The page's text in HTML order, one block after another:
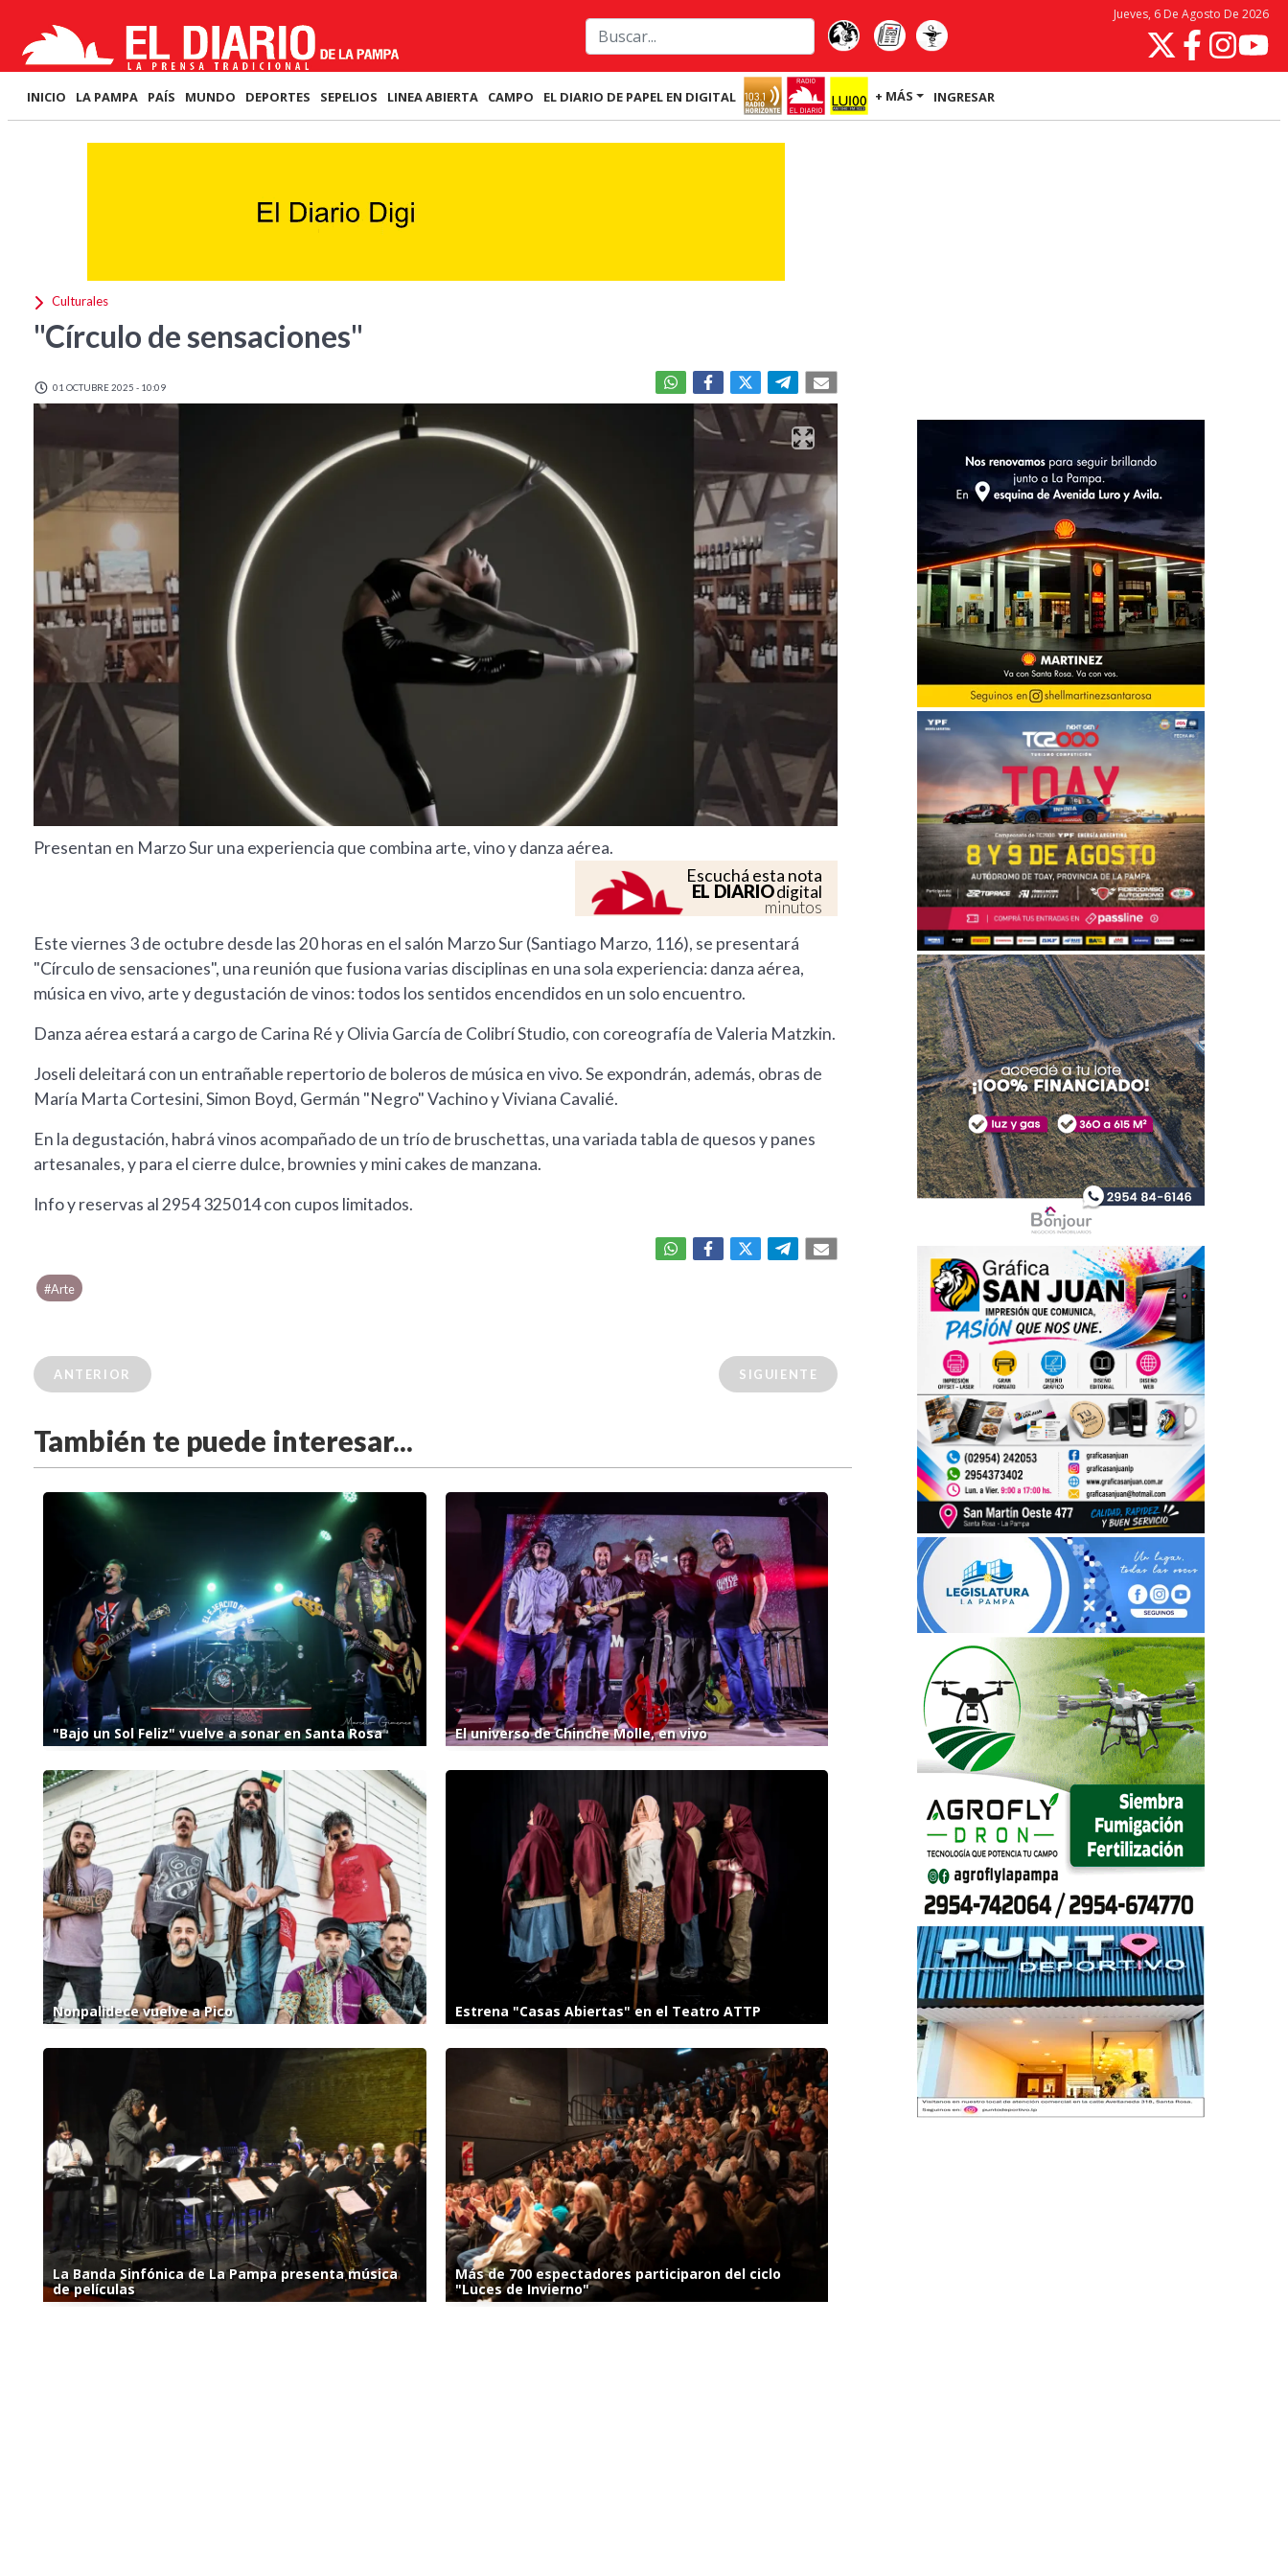
Jueves, 6 De Agosto De 2026
INICIO LA PAMPA PAÍS MUNDO DEPORTES SEPELIOS LINEA ABIERTA CAMPO EL DIARIO DE PAPEL EN DIGITAL + MÁS INGRESAR
Culturales
"Círculo de sensaciones"
01 OCTUBRE 2025 - 10:09
Presentan en Marzo Sur una experiencia que combina arte, vino y danza aérea.
Escuchá esta nota
EL DIARIOdigital
minutos
Este viernes 3 de octubre desde las 20 horas en el salón Marzo Sur (Santiago Marzo, 116), se presentará
"Círculo de sensaciones", una reunión que fusiona varias disciplinas en una sola experiencia: danza aérea,
música en vivo, arte y degustación de vinos: todos los sentidos encendidos en un solo encuentro.
Danza aérea estará a cargo de Carina Ré y Olivia García de Colibrí Studio, con coreografía de Valeria Matzkin.
Joseli deleitará con un entrañable repertorio de boleros de música en vivo. Se expondrán, además, obras de
María Marta Cortesini, Simon Boyd, Germán "Negro" Vachino y Viviana Cavalié.
En la degustación, habrá vinos acompañado de un trío de bruschettas, una variada tabla de quesos y panes
artesanales, y para el cierre dulce, brownies y mini cakes de manzana.
Info y reservas al 2954 325014 con cupos limitados.
#Arte
ANTERIOR SIGUIENTE
También te puede interesar...
"Bajo un Sol Feliz" vuelve a sonar en Santa Rosa El universo de Chinche Molle, en vivo
Nonpalidece vuelve a Pico Estrena "Casas Abiertas" en el Teatro ATTP
La Banda Sinfónica de La Pampa presenta música
de películas
Más de 700 espectadores participaron del ciclo
"Luces de Invierno"